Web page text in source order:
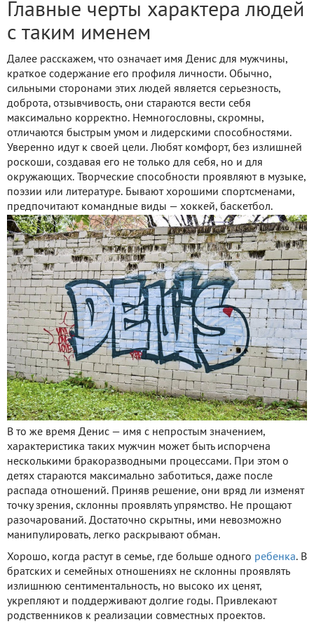
Главные черты характера людей
с таким именем
Далее расскажем, что означает имя Денис для мужчины,
краткое содержание его профиля личности. Обычно,
сильными сторонами этих людей является серьезность,
доброта, отзывчивость, они стараются вести себя
максимально корректно. Немногословны, скромны,
отличаются быстрым умом и лидерскими способностями.
Уверенно идут к своей цели. Любят комфорт, без излишней
роскоши, создавая его не только для себя, но и для
окружающих. Творческие способности проявляют в музыке,
поэзии или литературе. Бывают хорошими спортсменами,
предпочитают командные виды — хоккей, баскетбол.
В то же время Денис — имя с непростым значением,
характеристика таких мужчин может быть испорчена
несколькими бракоразводными процессами. При этом о
детях стараются максимально заботиться, даже после
распада отношений. Приняв решение, они вряд ли изменят
точку зрения, склонны проявлять упрямство. Не прощают
разочарований. Достаточно скрытны, ими невозможно
манипулировать, легко раскрывают обман.
Хорошо, когда растут в семье, где больше одного ребенка. В
братских и семейных отношениях не склонны проявлять
излишнюю сентиментальность, но высоко их ценят,
укрепляют и поддерживают долгие годы. Привлекают
родственников к реализации совместных проектов.